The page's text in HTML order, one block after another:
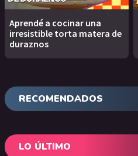
Aprendé a cocinar una
irresistible torta matera de
duraznos
RECOMENDADOS
LO ÚLTIMO